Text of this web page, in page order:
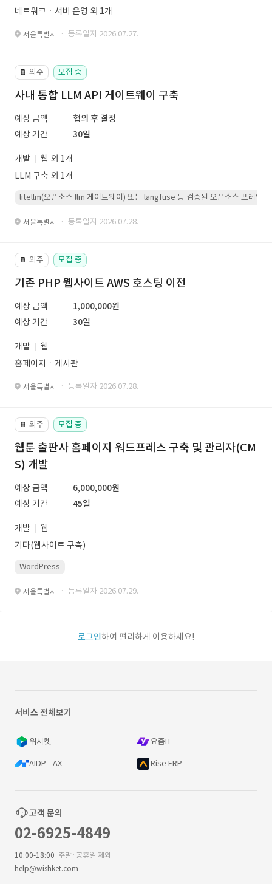
네트워크ㆍ서버 운영 외 1개
서울특별시 · 등록일자 2026.07.27.
📔 외주 모집 중
사내 통합 LLM API 게이트웨이 구축
예상 금액
협의 후 결정
예상 기간
30일
개발
웹 외 1개
LLM 구축 외 1개
litellm(오픈소스 llm 게이트웨이) 또는 langfuse 등 검증된 오픈소스 프레임워
서울특별시 · 등록일자 2026.07.28.
📔 외주 모집 중
기존 PHP 웹사이트 AWS 호스팅 이전
예상 금액
1,000,000원
예상 기간
30일
개발
웹
홈페이지ㆍ게시판
서울특별시 · 등록일자 2026.07.28.
📔 외주 모집 중
웹툰 출판사 홈페이지 워드프레스 구축 및 관리자(CM
S) 개발
예상 금액
6,000,000원
예상 기간
45일
개발
웹
기타(웹사이트 구축)
WordPress
서울특별시 · 등록일자 2026.07.29.
로그인하여 편리하게 이용하세요!
서비스 전체보기
위시켓 요즘IT
AIDP - AX Rise ERP
고객 문의
02-6925-4849
10:00-18:00 주말·공휴일 제외
help@wishket.com